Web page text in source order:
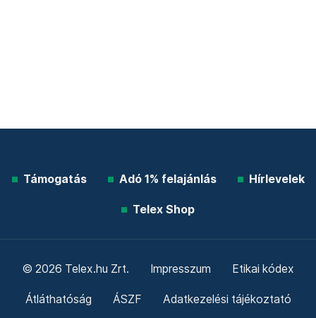
Támogatás Adó 1% felajánlás Hírlevelek
Telex Shop
© 2026 Telex.hu Zrt. Impresszum Etikai kódex
Átláthatóság ÁSZF Adatkezelési tájékoztató